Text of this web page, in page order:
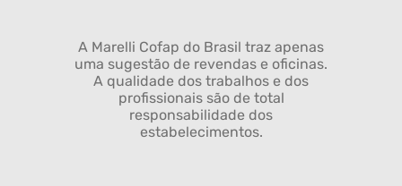
A Marelli Cofap do Brasil traz apenas
uma sugestão de revendas e oficinas.
A qualidade dos trabalhos e dos
profissionais são de total
responsabilidade dos
estabelecimentos.